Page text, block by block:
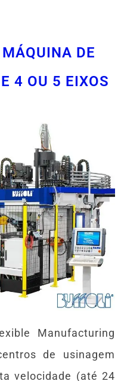
DE
4 OU 5 EIXOS
Manufacturing
de usinagem
velocidade (até 24